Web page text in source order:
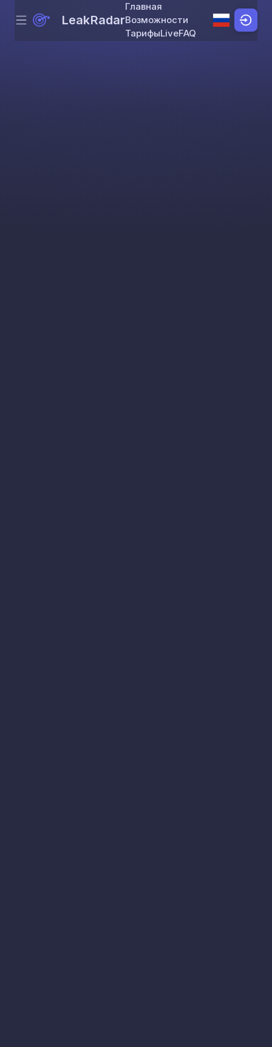
Skip to content
Menu LeakRadar
Главная
Возможности
ТарифыLiveFAQ